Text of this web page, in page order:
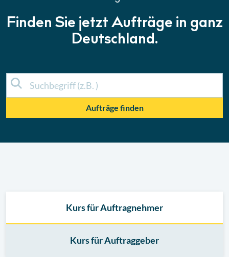
Finden Sie jetzt Aufträge in ganz
Deutschland.
Aufträge finden
Kurs für Auftragnehmer
Kurs für Auftraggeber